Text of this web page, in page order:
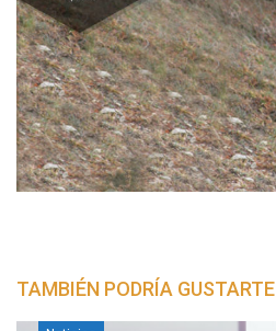
TAMBIÉN PODRÍA GUSTARTE